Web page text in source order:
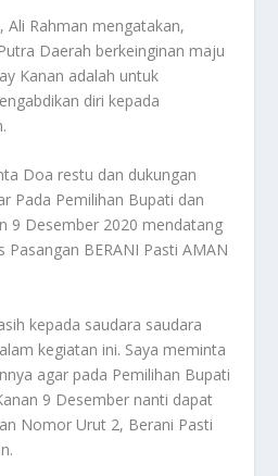
Ali Rahman mengatakan,
Daerah berkeinginan maju
Kanan adalah untuk
diri kepada
Doa restu dan dukungan
Pada Pemilihan Bupati dan
9 Desember 2020 mendatang
BERANI Pasti AMAN
kepada saudara saudara
kegiatan ini. Saya meminta
agar pada Pemilihan Bupati
9 Desember nanti dapat
Nomor Urut 2, Berani Pasti